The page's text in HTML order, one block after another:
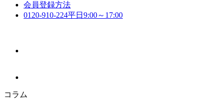
会員登録方法
0120-910-224平日9:00～17:00
コラム